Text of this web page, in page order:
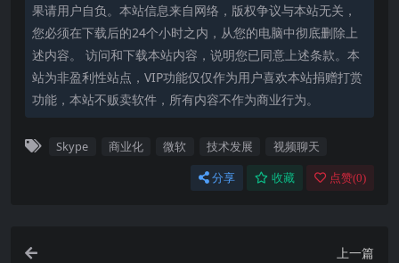
果请用户自负。本站信息来自网络，版权争议与本站无关，
您必须在下载后的24个小时之内，从您的电脑中彻底删除上
述内容。 访问和下载本站内容，说明您已同意上述条款。本
站为非盈利性站点，VIP功能仅仅作为用户喜欢本站捐赠打赏
功能，本站不贩卖软件，所有内容不作为商业行为。
Skype 商业化 微软 技术发展 视频聊天
分享 收藏 点赞(0)
上一篇